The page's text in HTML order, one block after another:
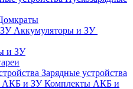
Аккумуляторы и ЗУ
и ЗУ
Зарядные устройства
Комплекты АКБ и